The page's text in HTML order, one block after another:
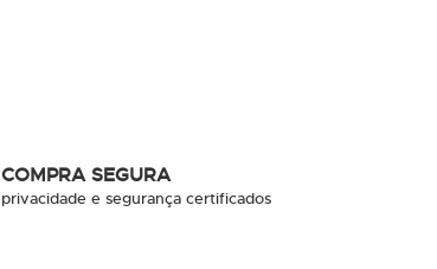
COMPRA SEGURA
privacidade e segurança certificados